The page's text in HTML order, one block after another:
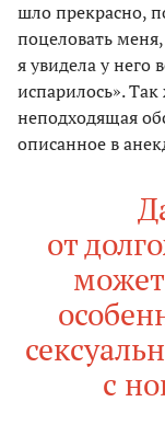
шло прекрасно,
поцеловать
я увидела у него
испарилось».
неподходящая
описанное в
от
с